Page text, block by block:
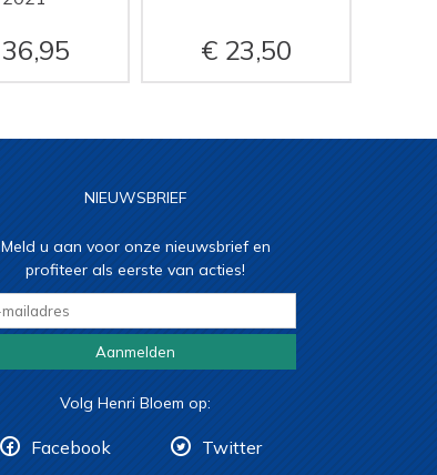
36,95 23,50
NIEUWSBRIEF
Meld u aan voor onze nieuwsbrief en
profiteer als eerste van acties!
Aanmelden
Volg Henri Bloem op:
Facebook Twitter